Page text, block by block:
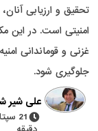
تحقیق و ارزیابی
امنیتی است. در این
غزنی و قوماندانی
جلوگیری شود.
علی شیر